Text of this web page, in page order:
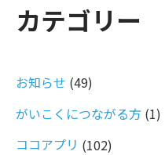
カテゴリー
お知らせ (49)
がいこくにつながる方 (1)
ココアプリ (102)